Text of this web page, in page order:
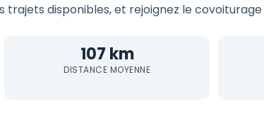
trajets disponibles, et rejoignez le covoiturage
107 km
DISTANCE MOYENNE